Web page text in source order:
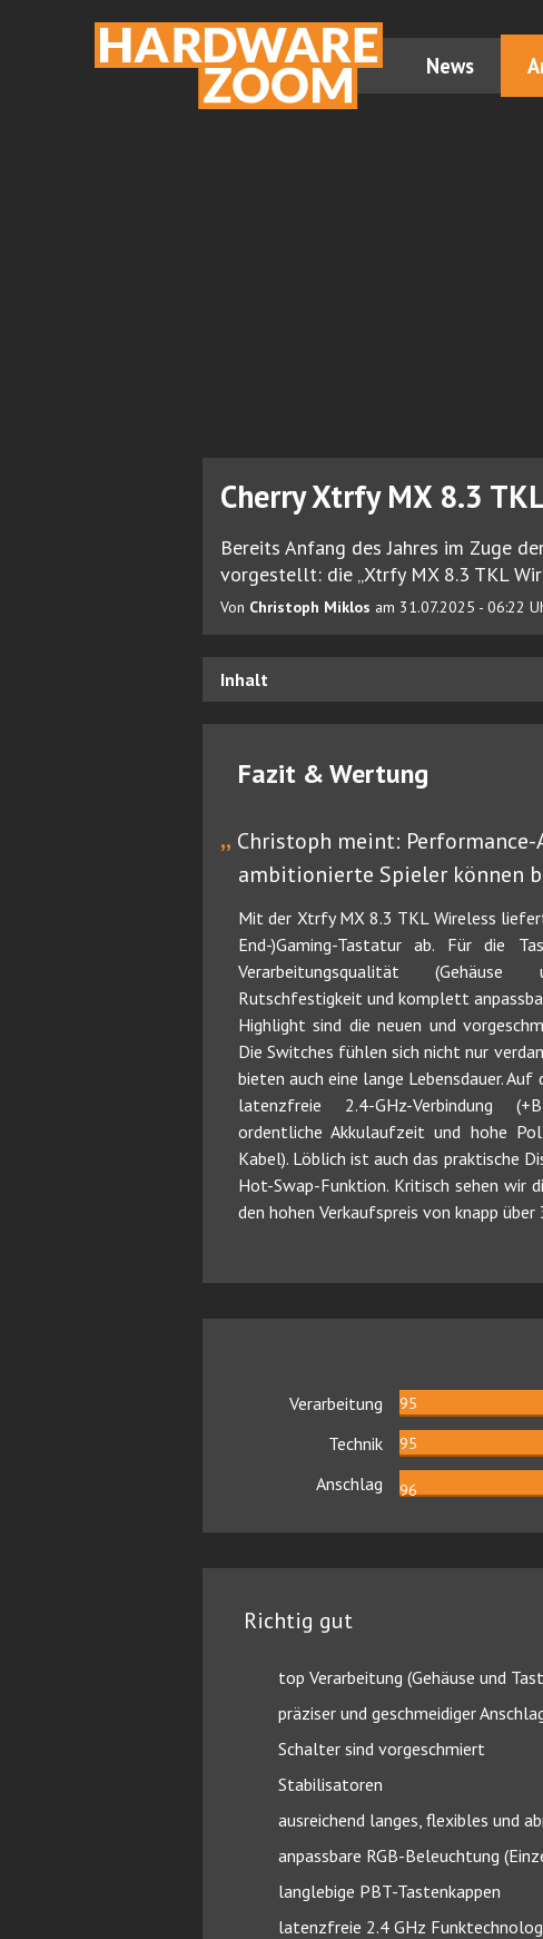
News
Cherry Xtrfy MX 8.3
Bereits Anfang des Jahres im Zuge
vorgestellt: die „Xtrfy MX 8.3 TKL
Von Christoph Miklos am 31.07.2025 - 06:22
Inhalt
Fazit & Wertung
„ Christoph meint: Performance-
ambitionierte Spieler können
Mit der Xtrfy MX 8.3 TKL Wireless
End-)Gaming-Tastatur ab. Für die
Verarbeitungsqualität
Rutschfestigkeit und komplett
Highlight sind die neuen und
Die Switches fühlen sich nicht nur
bieten auch eine lange Lebensdauer.
latenzfreie 2.4-GHz-Verbindung
ordentliche Akkulaufzeit und hohe
Kabel). Löblich ist auch das praktische
Hot-Swap-Funktion. Kritisch sehen wir
den hohen Verkaufspreis von knapp über
Verarbeitung 95
Technik 95
Anschlag 96
Richtig gut
top Verarbeitung (Gehäuse und
präziser und geschmeidiger
Schalter sind vorgeschmiert
Stabilisatoren
ausreichend langes, flexibles und
anpassbare RGB-Beleuchtung
langlebige PBT-Tastenkappen
latenzfreie 2.4 GHz